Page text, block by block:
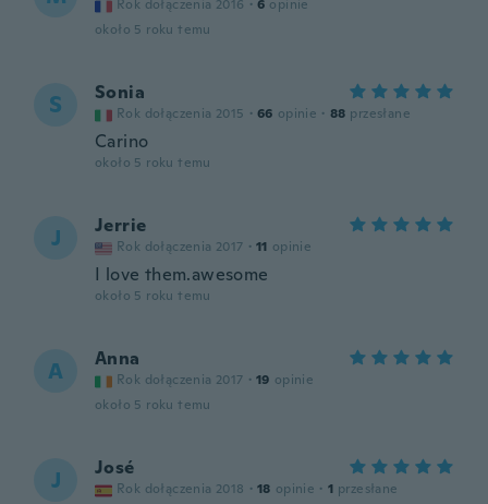
Rok dołączenia 2016 · 6 opinie
około 5 roku temu
S Sonia
Rok dołączenia 2015 · 66 opinie · 88 przesłane
Carino
około 5 roku temu
J Jerrie
Rok dołączenia 2017 · 11 opinie
I love them.awesome
około 5 roku temu
A Anna
Rok dołączenia 2017 · 19 opinie
około 5 roku temu
J José
Rok dołączenia 2018 · 18 opinie · 1 przesłane